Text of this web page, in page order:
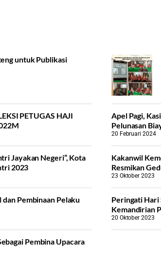
untuk Publikasi
PETUGAS HAJI
Apel Pagi,
Pelunasan
20 Februari 2024
Jayakan Negeri”, Kota
2023
Kakanwil
Resmikan
23 Oktober 2023
Pembinaan Pelaku
Peringati Hari
Kemandirian
20 Oktober 2023
Pembina Upacara